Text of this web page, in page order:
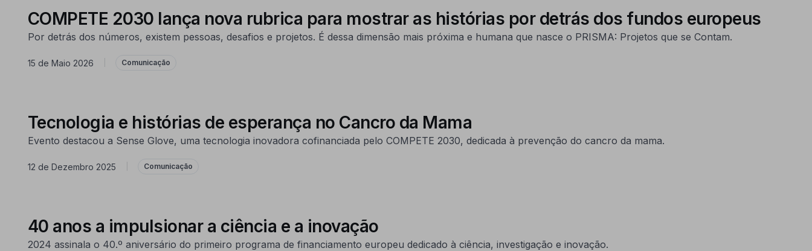
COMPETE 2030 lança nova rubrica para mostrar as histórias por detrás dos fundos europeus
Por detrás dos números, existem pessoas, desafios e projetos. É dessa dimensão mais próxima e humana que nasce o PRISMA: Projetos que se Contam.
15 de Maio 2026 Comunicação
Tecnologia e histórias de esperança no Cancro da Mama
Evento destacou a Sense Glove, uma tecnologia inovadora cofinanciada pelo COMPETE 2030, dedicada à prevenção do cancro da mama.
12 de Dezembro 2025 Comunicação
40 anos a impulsionar a ciência e a inovação
2024 assinala o 40.º aniversário do primeiro programa de financiamento europeu dedicado à ciência, investigação e inovação.